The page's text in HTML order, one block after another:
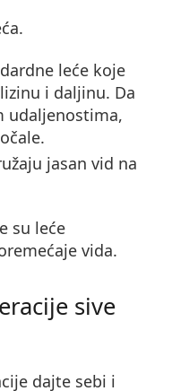
leće koje
i daljinu. Da
udaljenostima,
jasan vid na
su leće
vida.
sive
dajte sebi i